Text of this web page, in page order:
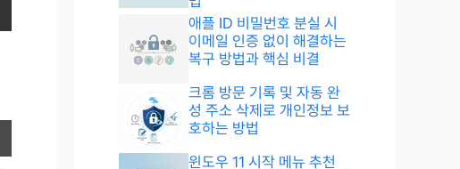
애플 ID 비밀번호 분실 시
이메일 인증 없이 해결하는
복구 방법과 핵심 비결
크롬 방문 기록 및 자동 완
성 주소 삭제로 개인정보 보
호하는 방법
윈도우 11 시작 메뉴 추천